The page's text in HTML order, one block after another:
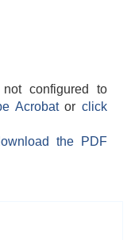
configured to
Acrobatorclick
the PDF